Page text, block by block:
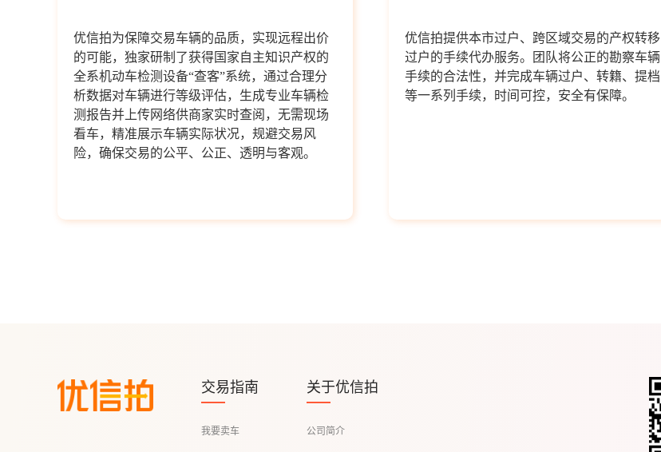
优信拍为保障交易车辆的品质，实现远程出价
的可能，独家研制了获得国家自主知识产权的
全系机动车检测设备“查客”系统，通过合理分
析数据对车辆进行等级评估，生成专业车辆检
测报告并上传网络供商家实时查阅，无需现场
看车，精准展示车辆实际状况，规避交易风
险，确保交易的公平、公正、透明与客观。
优信拍提供本市过户、跨区域交易的产权转移
过户的手续代办服务。团队将公正的勘察车辆
手续的合法性，并完成车辆过户、转籍、提档
等一系列手续，时间可控，安全有保障。
交易指南
我要卖车
关于优信拍
公司简介